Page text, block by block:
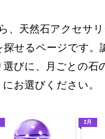
、天然石アクセサ
せるページです。
びに、月ごとの石
お選びください。
2月